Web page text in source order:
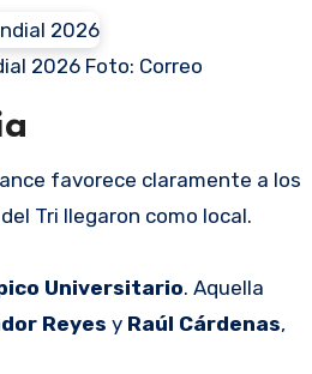
2026 Foto: Correo
favorece claramente a los
Tri llegaron como local.
Universitario. Aquella
Reyes y Raúl Cárdenas,